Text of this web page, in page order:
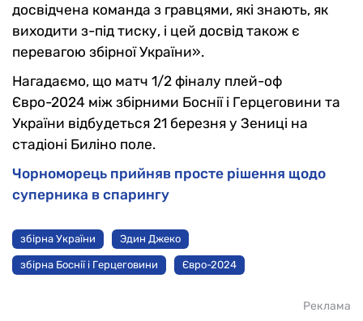
досвідчена команда з гравцями, які знають, як
виходити з-під тиску, і цей досвід також є
перевагою збірної України».
Нагадаємо, що матч 1/2 фіналу плей-оф
Євро-2024 між збірними Боснії і Герцеговини та
України відбудеться 21 березня у Зениці на
стадіоні Биліно поле.
Чорноморець прийняв просте рішення щодо
суперника в спарингу
збірна України Эдин Джеко
збірна Боснії і Герцеговини Євро-2024
Реклама